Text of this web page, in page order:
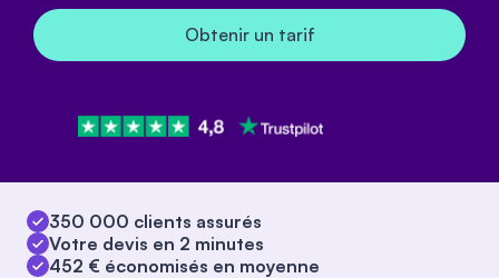
Obtenir un tarif
350 000 clients assurés
Votre devis en 2 minutes
452 € économisés en moyenne